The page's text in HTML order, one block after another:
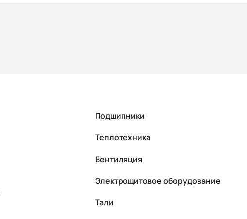
Подшипники
Теплотехника
Вентиляция
Электрощитовое оборудование
Тали